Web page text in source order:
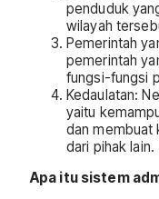
penduduk
wilayah
Pemerintah
pemerintah
fungsi-fungsi
Kedaulatan:
yaitu
dan membuat
dari pihak lain.
Apa itu sistem